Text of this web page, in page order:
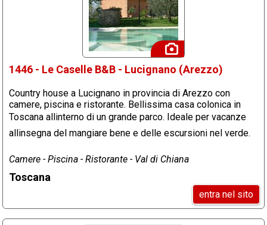
1446 - Le Caselle B&B - Lucignano (Arezzo)
Country house a Lucignano in provincia di Arezzo con
camere, piscina e ristorante. Bellissima casa colonica in
Toscana allinterno di un grande parco. Ideale per vacanze
allinsegna del mangiare bene e delle escursioni nel verde.
Camere - Piscina - Ristorante - Val di Chiana
Toscana
entra nel sito